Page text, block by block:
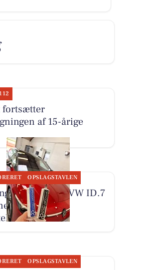
fortsætter
af 15-årige
OPSLAGSTAVLEN
Center giver VW ID.7
keramisk
OPSLAGSTAVLEN